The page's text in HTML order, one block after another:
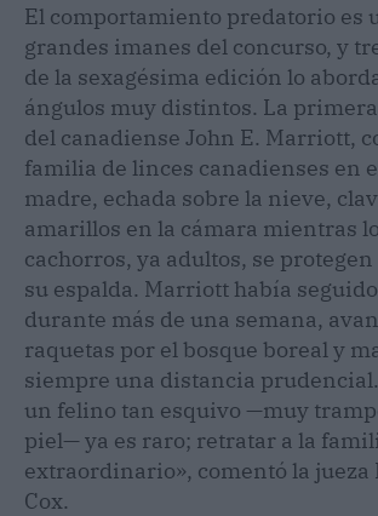
El comportamiento predatorio es
grandes imanes del concurso, y
de la sexagésima edición lo
ángulos muy distintos. La
del canadiense John E. Marriott,
familia de linces canadienses en
madre, echada sobre la nieve,
amarillos en la cámara mientras
cachorros, ya adultos, se
su espalda. Marriott había
durante más de una semana,
raquetas por el bosque boreal y
siempre una distancia
un felino tan esquivo —muy
piel— ya es raro; retratar a la
extraordinario», comentó la jueza
Cox.